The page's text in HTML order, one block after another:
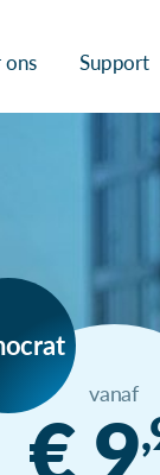
ons Support
vanaf
€ 9